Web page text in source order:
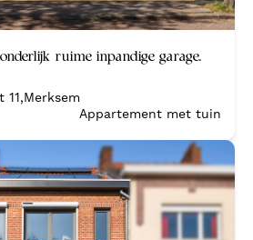
ruime inpandige garage.
11,Merksem
Appartement met tuin